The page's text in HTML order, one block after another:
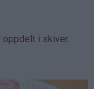
i skiver.